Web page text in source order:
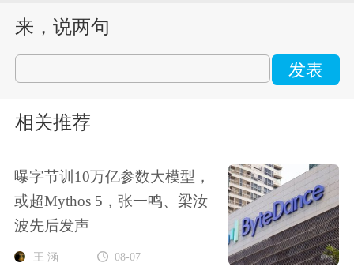
来，说两句
发表
相关推荐
曝字节训10万亿参数大模型，
或超Mythos 5，张一鸣、梁汝
波先后发声
王 涵 08-07